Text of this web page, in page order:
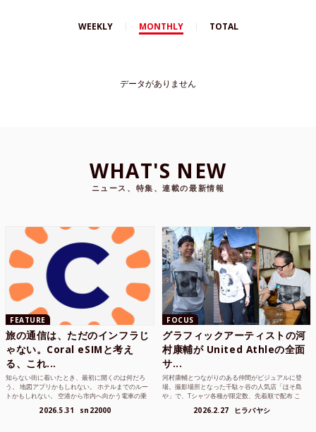
WEEKLY MONTHLY TOTAL
データがありません
WHAT'S NEW
ニュース、特集、連載の最新情報
FEATURE
旅の通信は、ただのインフラじ
ゃない。Coral eSIMと考え
る、これ...
知らない街に着いたとき、最初に開くのは何だろ
う。 地図アプリかもしれない。 ホテルまでのルー
トかもしれない。 空港から市内へ向かう電車の乗
2026.5.31 sn22000
FOCUS
グラフィックアーティストの河
村康輔が United Athleの全面
サ...
河村康輔とつながりのある仲間がビジュアルに登
場。撮影場所となった千駄ヶ谷の人気店「ほそ島
や」で、Tシャツ各種が限定数、先着順で配布 こ
2026.2.27 ヒラバヤシ